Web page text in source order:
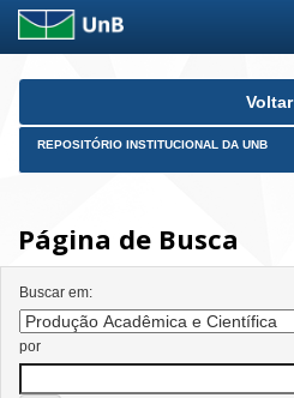
Skip
Voltar
REPOSITÓRIO INSTITUCIONAL DA UNB
Página de Busca
Buscar em:
por